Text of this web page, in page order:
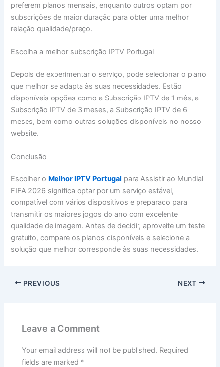
preferem planos mensais, enquanto outros optam por
subscrições de maior duração para obter uma melhor
relação qualidade/preço.
Escolha a melhor subscrição IPTV Portugal
Depois de experimentar o serviço, pode selecionar o plano
que melhor se adapta às suas necessidades. Estão
disponíveis opções como a Subscrição IPTV de 1 mês, a
Subscrição IPTV de 3 meses, a Subscrição IPTV de 6
meses, bem como outras soluções disponíveis no nosso
website.
Conclusão
Escolher o Melhor IPTV Portugal para Assistir ao Mundial
FIFA 2026 significa optar por um serviço estável,
compatível com vários dispositivos e preparado para
transmitir os maiores jogos do ano com excelente
qualidade de imagem. Antes de decidir, aproveite um teste
gratuito, compare os planos disponíveis e selecione a
solução que melhor corresponde às suas necessidades.
PREVIOUS NEXT
Leave a Comment
Your email address will not be published. Required
fields are marked *